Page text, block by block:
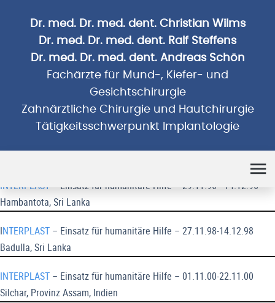
Dr. med. Dr. med. dent. Christian Wilms
Dr. med. Dr. med. dent. Ralf Steffens
Dr. med. Dr. med. dent. Andreas Schön
Fachärzte für Mund-, Kiefer- und
Gesichtschirurgie
Zahnärztliche Chirurgie und Hautchirurgie
Tätigkeitsschwerpunkt Implantologie
INTERPLAST
– Einsatz für humanitäre Hilfe – 29.11.96 - 14.12.96
Hambantota, Sri Lanka
INTERPLAST – Einsatz für humanitäre Hilfe – 27.11.98-14.12.98
Badulla, Sri Lanka
INTERPLAST – Einsatz für humanitäre Hilfe – 01.11.00-22.11.00
Silchar, Provinz Assam, Indien